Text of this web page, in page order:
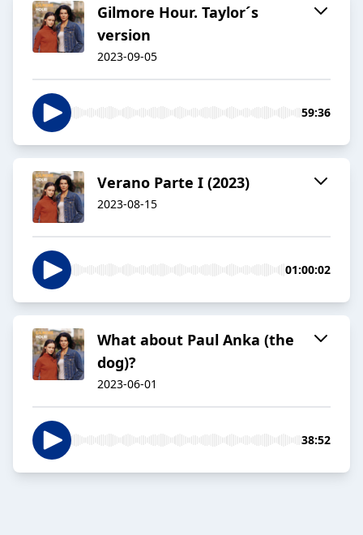
Gilmore Hour. Taylor´s
version
2023-09-05
59:36
Verano Parte I (2023)
2023-08-15
01:00:02
What about Paul Anka (the
dog)?
2023-06-01
38:52